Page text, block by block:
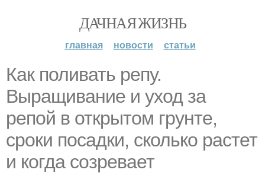
ДАЧНАЯ ЖИЗНЬ
главная новости статьи
Как поливать репу.
Выращивание и уход за
репой в открытом грунте,
сроки посадки, сколько растет
и когда созревает